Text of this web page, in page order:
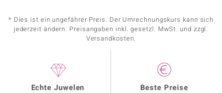
* Dies ist ein ungefährer Preis. Der Umrechnungskurs kann sich
jederzeit ändern. Preisangaben inkl. gesetzl. MwSt. und zzgl.
Versandkosten.
Echte Juwelen Beste Preise